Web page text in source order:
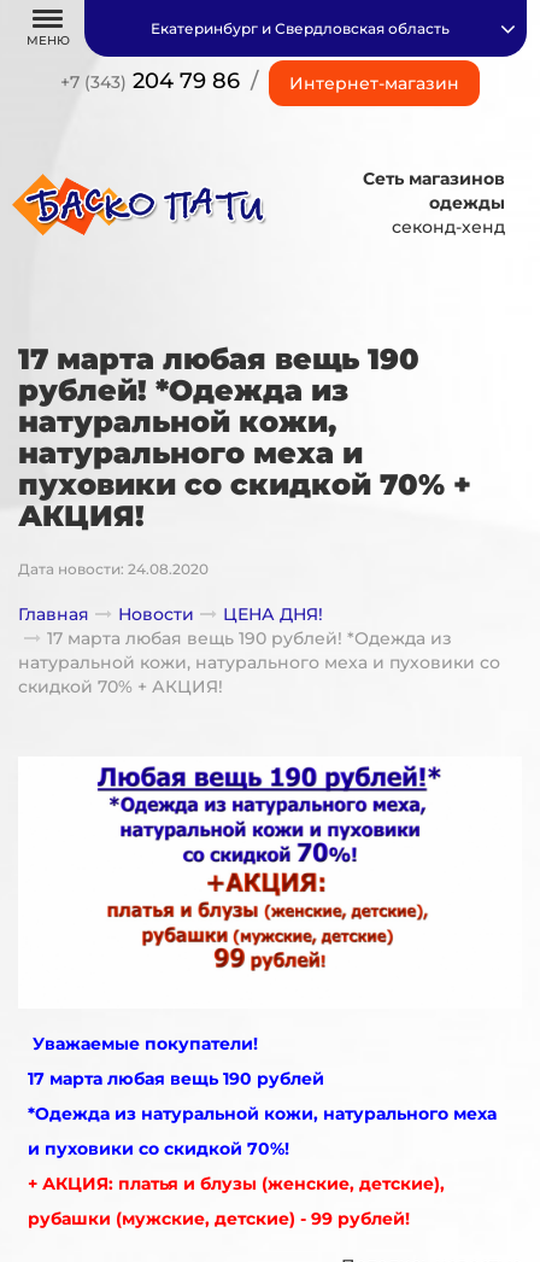
МЕНЮ
+7 (343) 204 79 86 / Интернет-магазин
Екатеринбург и Свердловская область
Сеть магазинов
одежды
секонд-хенд
17 марта любая вещь 190
рублей! *Одежда из
натуральной кожи,
натурального меха и
пуховики со скидкой 70% +
АКЦИЯ!
Дата новости: 24.08.2020
Главная Новости
ЦЕНА ДНЯ!
17 марта любая вещь 190 рублей! *Одежда из
натуральной кожи, натурального меха и пуховики со
скидкой 70% + АКЦИЯ!
Уважаемые покупатели!
17 марта любая вещь 190 рублей
*Одежда из натуральной кожи, натурального меха
и пуховики со скидкой 70%!
+ АКЦИЯ: платья и блузы (женские, детские),
рубашки (мужские, детские) - 99 рублей!